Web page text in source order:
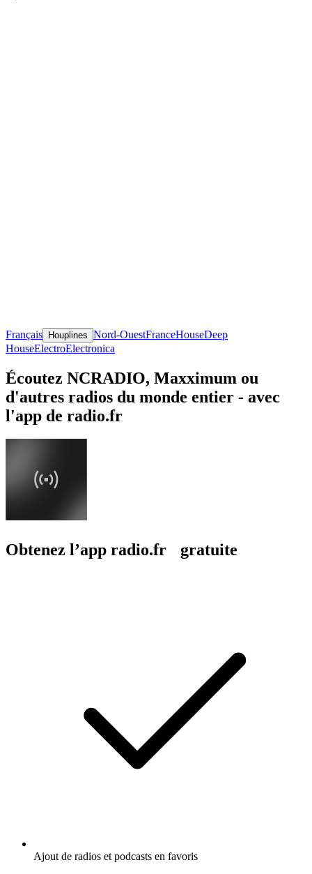
Français Houplines Nord-OuestFranceHouseDeep
HouseElectroElectronica
Écoutez NCRADIO, Maxximum ou
d'autres radios du monde entier - avec
l'app de radio.fr
Obtenez l’app radio.fr gratuite
Ajout de radios et podcasts en favoris